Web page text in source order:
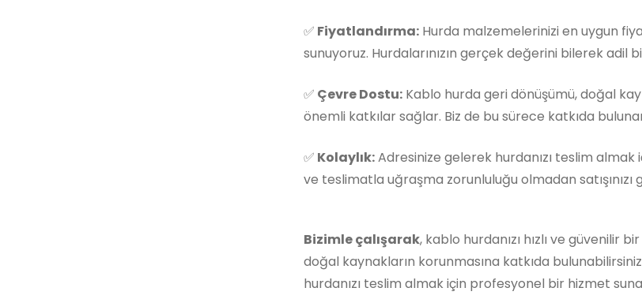
✅ Fiyatlandırma: Hurda malzemelerinizi en uygun
sunuyoruz. Hurdalarınızın gerçek değerini bilerek adil
✅ Çevre Dostu: Kablo hurda geri dönüşümü, doğal
önemli katkılar sağlar. Biz de bu sürece katkıda
✅ Kolaylık:Adresinize gelerek hurdanızı teslim almak
ve teslimatla uğraşma zorunluluğu olmadan satışınızı
Bizimle çalışarak, kablo hurdanızı hızlı ve güvenilir
doğal kaynakların korunmasına katkıda
hurdanızı teslim almak için profesyonel bir hizmet